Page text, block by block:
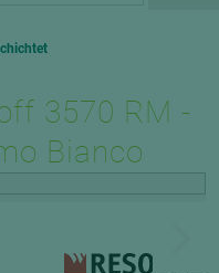
3570 RM -
Bianco